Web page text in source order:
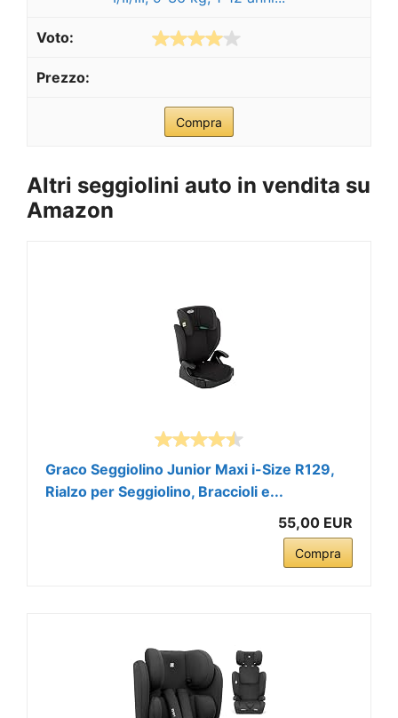
Compra
Altri seggiolini auto in vendita su
Amazon
Graco Seggiolino Junior Maxi i-Size R129,
Rialzo per Seggiolino, Braccioli e...
55,00 EUR
Compra